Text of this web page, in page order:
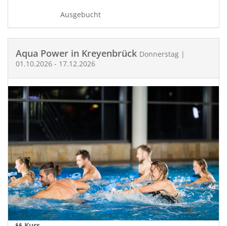
Ausgebucht
Aqua Power in Kreyenbrück Donnerstag |
01.10.2026 - 17.12.2026